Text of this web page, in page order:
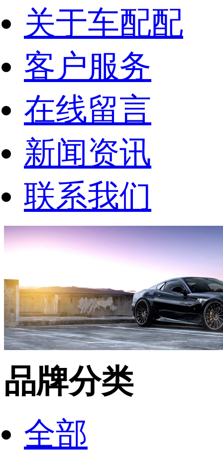
关于车配配
客户服务
在线留言
新闻资讯
联系我们
品牌分类
全部